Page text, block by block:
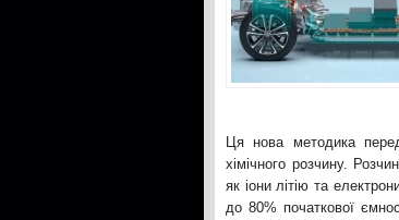
Ця нова методика
хімічного розчину.
як іони літію та
до 80% початкової